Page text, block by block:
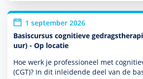
1 september 2026
Basiscursus cognitieve
uur) - Op locatie
Hoe werk je professioneel met
(CGT)? In dit inleidende deel van de